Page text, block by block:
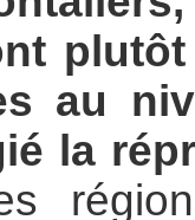
au
la